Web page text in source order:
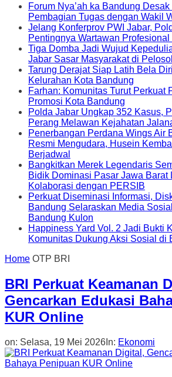
Forum Nya’ah ka Bandung
Pembagian Tugas dengan Wakil
Jelang Konferprov PWI Jabar,
Pentingnya Wartawan Profesional
Tiga Domba Jadi Wujud
Jabar Sasar Masyarakat di
Tarung Derajat Siap Latih Bela
Kelurahan Kota Bandung
Farhan: Komunitas Turut Perkuat
Promosi Kota Bandung
Polda Jabar Ungkap 352 Kasus,
Perang Melawan Kejahatan
Penerbangan Perdana Wings Air
Resmi Mengudara, Husein
Berjadwal
Bangkitkan Merek Legendaris
Bidik Dominasi Pasar Jawa Barat
Kolaborasi dengan PERSIB
Perkuat Diseminasi Informasi,
Bandung Selaraskan Media
Bandung Kulon
Happiness Yard Vol. 2 Jadi Bukti
Komunitas Dukung Aksi Sosial di
Home OTP BRI
BRI Perkuat Keamanan
Gencarkan Edukasi
KUR Online
on: Selasa, 19 Mei 2026 In: Ekonomi